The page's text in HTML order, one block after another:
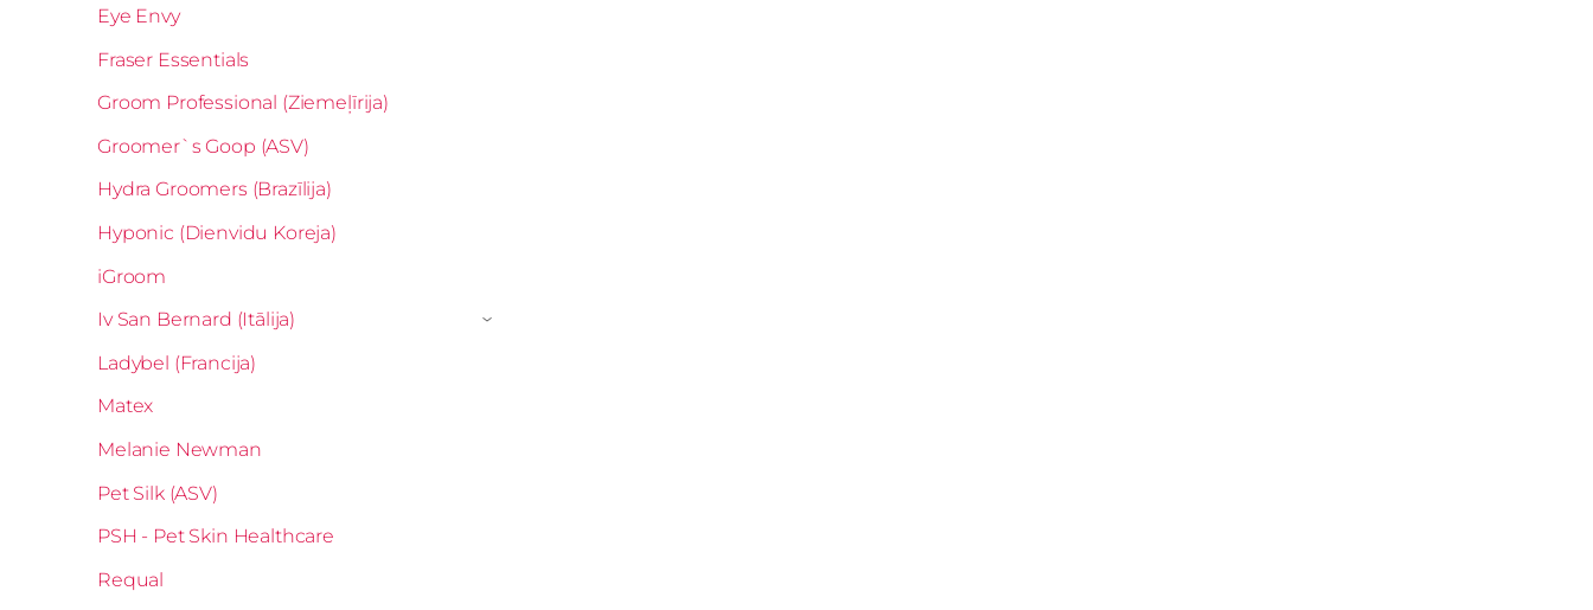
Eye Envy
Fraser Essentials
Groom Professional (Ziemeļīrija)
Groomer`s Goop (ASV)
Hydra Groomers (Brazīlija)
Hyponic (Dienvidu Koreja)
iGroom
Iv San Bernard (Itālija)
›
Ladybel (Francija)
Matex
Melanie Newman
Pet Silk (ASV)
PSH - Pet Skin Healthcare
Requal